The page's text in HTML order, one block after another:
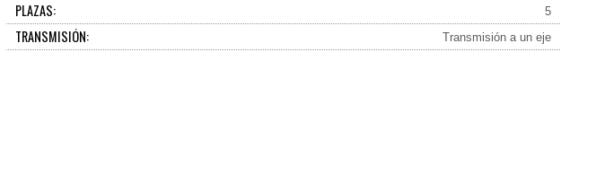
PLAZAS: 5
TRANSMISIÓN: Transmisión a un eje